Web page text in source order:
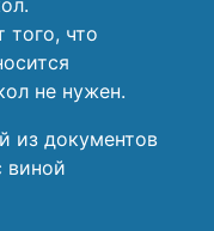
того, что
не нужен.
из документов
виной